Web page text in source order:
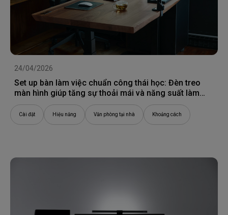
24/04/2026
Set up bàn làm việc chuẩn công thái học: Đèn treo
màn hình giúp tăng sự thoải mái và năng suất làm
việc như thế nào
Cài đặt Hiệu năng Văn phòng tại nhà Khoảng cách